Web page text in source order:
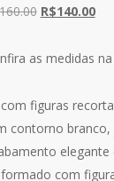
O
original
R$160.00.
R$140.00O
as medidas
figuras
contorno branco,
elegante
com